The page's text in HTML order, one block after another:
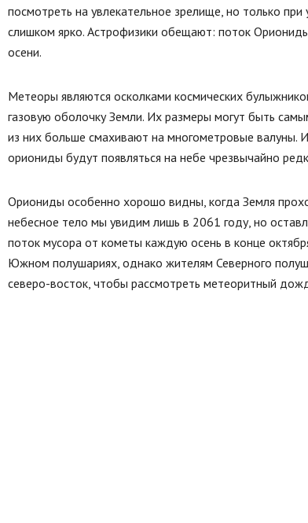
посмотреть на увлекательное зрелище, но только
слишком ярко. Астрофизики обещают: поток
осени.
Метеоры являются осколками космических
газовую оболочку Земли. Их размеры могут быть
из них больше смахивают на многометровые валуны.
ориониды будут появляться на небе чрезвычайно
Ориониды особенно хорошо видны, когда Земля
небесное тело мы увидим лишь в 2061 году, но
поток мусора от кометы каждую осень в конце
Южном полушариях, однако жителям Северного
северо-восток, чтобы рассмотреть метеоритный